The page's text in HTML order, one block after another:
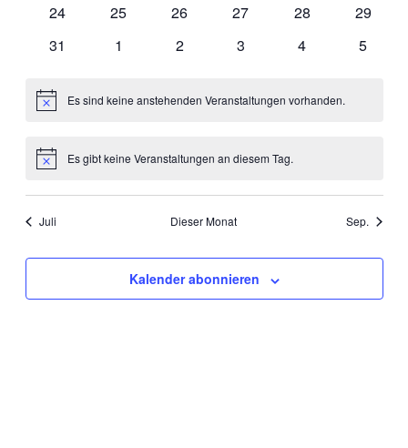
0
24
0
25
0
26
0
27
0
28
0
29
0
31
0
1
0
2
0
3
0
4
0
5
HinweisEs sind keine anstehenden Veranstaltungen vorhanden.
HinweisEs gibt keine Veranstaltungen an diesem Tag.
Juli Dieser Monat Sep.
Kalender abonnieren